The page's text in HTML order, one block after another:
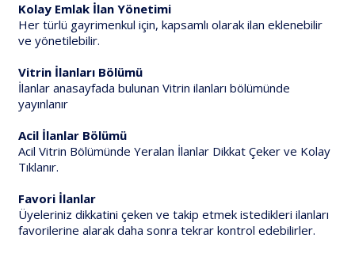
Kolay Emlak İlan Yönetimi
Her türlü gayrimenkul için, kapsamlı olarak ilan eklenebilir
ve yönetilebilir.
Vitrin İlanları Bölümü
İlanlar anasayfada bulunan Vitrin ilanları bölümünde
yayınlanır
Acil İlanlar Bölümü
Acil Vitrin Bölümünde Yeralan İlanlar Dikkat Çeker ve Kolay
Tıklanır.
Favori İlanlar
Üyeleriniz dikkatini çeken ve takip etmek istedikleri ilanları
favorilerine alarak daha sonra tekrar kontrol edebilirler.